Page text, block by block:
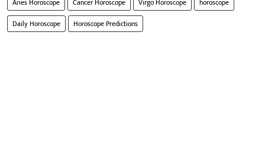
Daily Horoscope
Horoscope Predictions